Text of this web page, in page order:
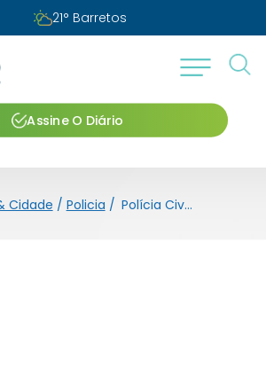
Sábado, 08 de agosto de 2026
Assine O Diário
Cidade / Policia / Polícia Civil prende mulher por venda ilegal de medicamentos para emagrecimento